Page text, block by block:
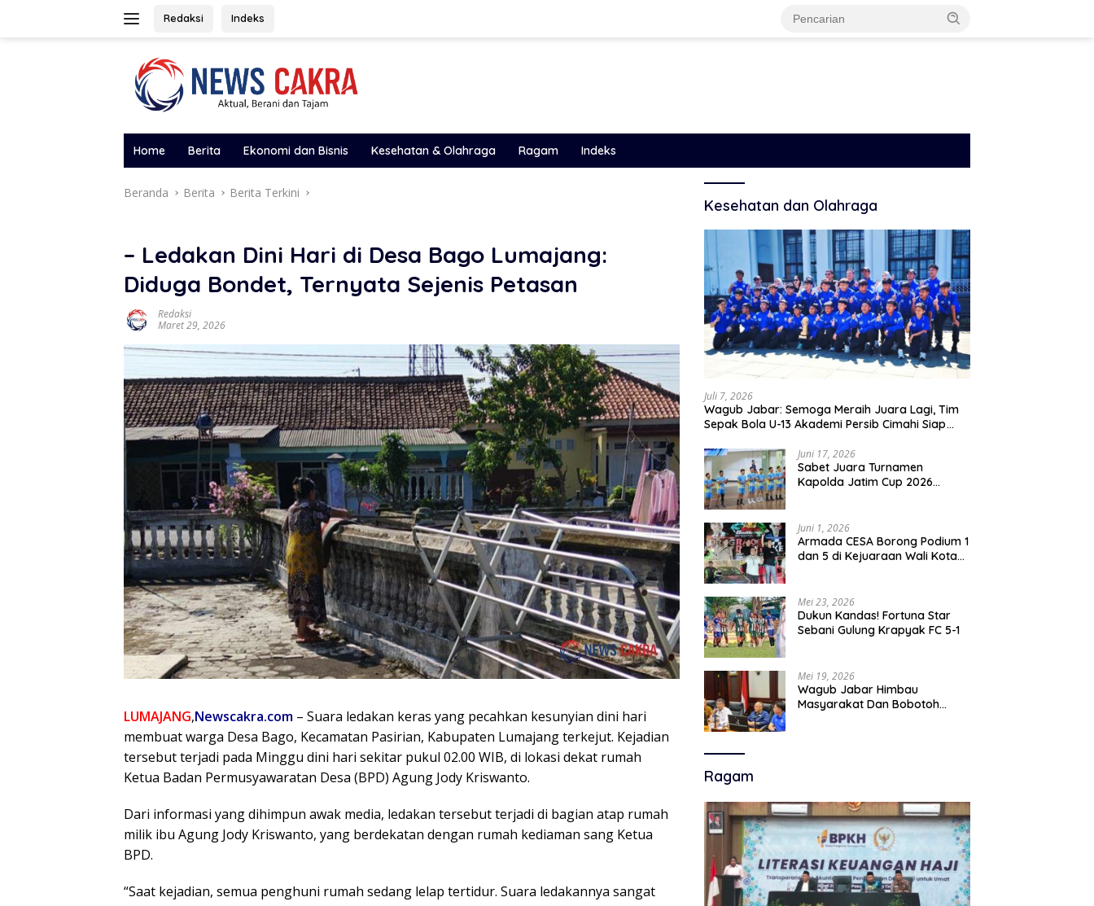
Redaksi Indeks
Home Berita Ekonomi dan Bisnis Kesehatan & Olahraga Ragam Indeks
Beranda Berita Berita Terkini
– Ledakan Dini Hari di Desa Bago Lumajang:
Diduga Bondet, Ternyata Sejenis Petasan
Redaksi
Maret 29, 2026
LUMAJANG,Newscakra.com – Suara ledakan keras yang pecahkan kesunyian dini hari
membuat warga Desa Bago, Kecamatan Pasirian, Kabupaten Lumajang terkejut. Kejadian
tersebut terjadi pada Minggu dini hari sekitar pukul 02.00 WIB, di lokasi dekat rumah
Ketua Badan Permusyawaratan Desa (BPD) Agung Jody Kriswanto.
Dari informasi yang dihimpun awak media, ledakan tersebut terjadi di bagian atap rumah
milik ibu Agung Jody Kriswanto, yang berdekatan dengan rumah kediaman sang Ketua
BPD.
“Saat kejadian, semua penghuni rumah sedang lelap tertidur. Suara ledakannya sangat
Kesehatan dan Olahraga
Juli 7, 2026
Wagub Jabar: Semoga Meraih Juara Lagi, Tim
Sepak Bola U-13 Akademi Persib Cimahi Siap
Juni 17, 2026
Sabet Juara Turnamen
Kapolda Jatim Cup 2026
Membanggakan
Juni 1, 2026
Armada CESA Borong Podium 1
dan 5 di Kejuaraan Wali Kota
Mei 23, 2026
Dukun Kandas! Fortuna Star
Sebani Gulung Krapyak FC 5-1
Mei 19, 2026
Wagub Jabar Himbau
Masyarakat Dan Bobotoh
Ragam